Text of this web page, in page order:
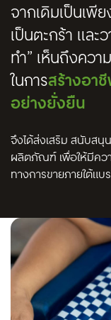
จากเดิมเป็นเพี
เป็นตะกร้า และ
ทำ” เห็นถึงคว
ในการสร้างอา
อย่างยั่งยืน
จึงได้ส่งเสริม สนับส
ผลิตภัณฑ์ เพื่อให้มีคว
ทางการขายภายใต้แ